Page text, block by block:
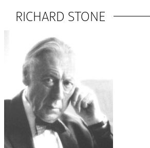
RICHARD STONE